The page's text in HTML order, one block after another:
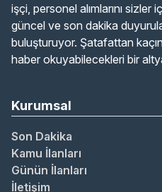
işçi, personel alımlarını sizler
güncel ve son dakika
buluşturuyor. Şatafattan
haber okuyabilecekleri bir
Kurumsal
Son Dakika
Kamu İlanları
Günün İlanları
İletişim